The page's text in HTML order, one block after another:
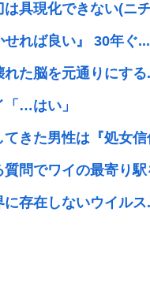
具現化できない(ニ
せれば良い』 30年ぐ...
た脳を元通りにする
…はい」
きた男性は『処女信
問でワイの最寄り駅
存在しないウイルス